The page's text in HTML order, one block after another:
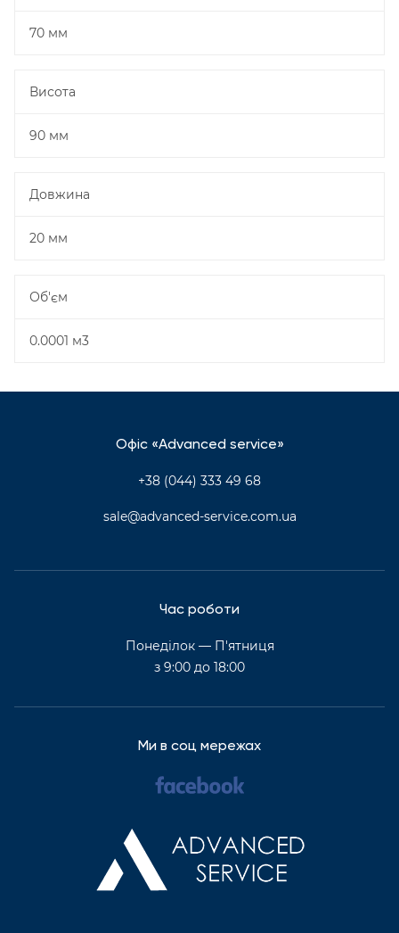
70 мм
Висота
90 мм
Довжина
20 мм
Об'єм
0.0001 м3
Офіс «Advanced service»
+38 (044) 333 49 68
sale@advanced-service.com.ua
Час роботи
Понеділок — П'ятниця
з 9:00 до 18:00
Ми в соц мережах